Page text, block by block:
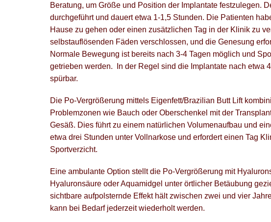
Beratung, um Größe und Position der Implantate festzulegen.
durchgeführt und dauert etwa 1-1,5 Stunden. Die Patienten
Hause zu gehen oder einen zusätzlichen Tag in der Klinik zu
selbstauflösenden Fäden verschlossen, und die Genesung
Normale Bewegung ist bereits nach 3-4 Tagen möglich und
getrieben werden. In der Regel sind die Implantate nach etwa
spürbar.
Die Po-Vergrößerung mittels Eigenfett/Brazilian Butt Lift
Problemzonen wie Bauch oder Oberschenkel mit der
Gesäß. Dies führt zu einem natürlichen Volumenaufbau und
etwa drei Stunden unter Vollnarkose und erfordert einen Tag
Sportverzicht.
Eine ambulante Option stellt die Po-Vergrößerung mit
Hyaluronsäure oder Aquamidgel unter örtlicher Betäubung
sichtbare aufpolsternde Effekt hält zwischen zwei und vier
kann bei Bedarf jederzeit wiederholt werden.